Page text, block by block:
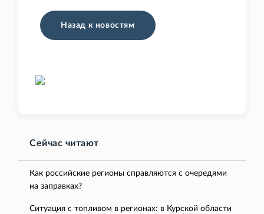
Назад к новостям
Сейчас читают
Как российские регионы справляются с очередями
на заправках?
Ситуация с топливом в регионах: в Курской области